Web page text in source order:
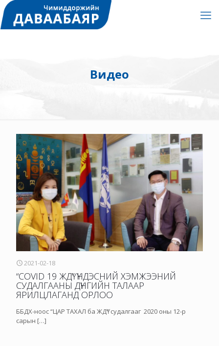
Видео
2021-02-18
“COVID 19 ЖДҮ” ҮНДЭСНИЙ ХЭМЖЭЭНИЙ
СУДАЛГААНЫ ДҮНГИЙН ТАЛААР
ЯРИЛЦЛАГАНД ОРЛОО
ББДХ-ноос “ЦАР ТАХАЛ ба ЖДҮ” судалгааг 2020 оны 12-р
сарын […]